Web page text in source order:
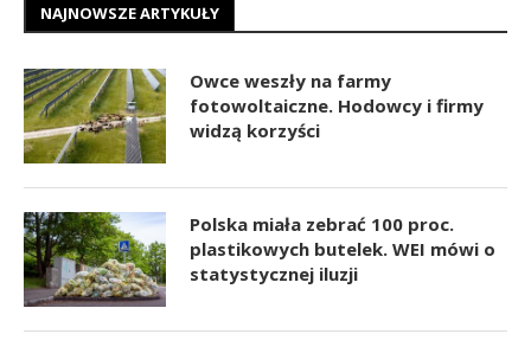
NAJNOWSZE ARTYKUŁY
Owce weszły na farmy
fotowoltaiczne. Hodowcy i firmy
widzą korzyści
Polska miała zebrać 100 proc.
plastikowych butelek. WEI mówi o
statystycznej iluzji